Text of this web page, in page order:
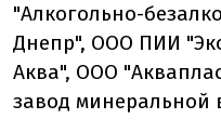
"Алкогольно-
Днепр", ООО ПИИ
Аква", ООО
завод